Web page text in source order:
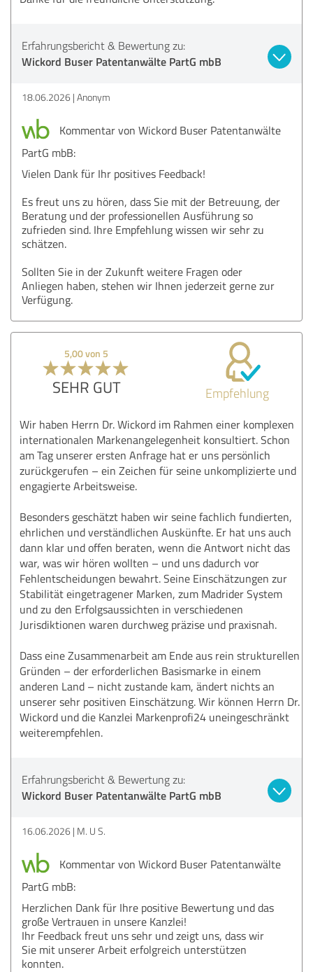
Erfahrungsbericht & Bewertung zu:
Wickord Buser Patentanwälte PartG mbB
18.06.2026 Anonym
Kommentar von Wickord Buser Patentanwälte
PartG mbB:
Vielen Dank für Ihr positives Feedback!
Es freut uns zu hören, dass Sie mit der Betreuung, der
Beratung und der professionellen Ausführung so
zufrieden sind. Ihre Empfehlung wissen wir sehr zu
schätzen.
Sollten Sie in der Zukunft weitere Fragen oder
Anliegen haben, stehen wir Ihnen jederzeit gerne zur
Verfügung.
5,00 von 5
SEHR GUT Empfehlung
Wir haben Herrn Dr. Wickord im Rahmen einer komplexen
internationalen Markenangelegenheit konsultiert. Schon
am Tag unserer ersten Anfrage hat er uns persönlich
zurückgerufen – ein Zeichen für seine unkomplizierte und
engagierte Arbeitsweise.
Besonders geschätzt haben wir seine fachlich fundierten,
ehrlichen und verständlichen Auskünfte. Er hat uns auch
dann klar und offen beraten, wenn die Antwort nicht das
war, was wir hören wollten – und uns dadurch vor
Fehlentscheidungen bewahrt. Seine Einschätzungen zur
Stabilität eingetragener Marken, zum Madrider System
und zu den Erfolgsaussichten in verschiedenen
Jurisdiktionen waren durchweg präzise und praxisnah.
Dass eine Zusammenarbeit am Ende aus rein strukturellen
Gründen – der erforderlichen Basismarke in einem
anderen Land – nicht zustande kam, ändert nichts an
unserer sehr positiven Einschätzung. Wir können Herrn Dr.
Wickord und die Kanzlei Markenprofi24 uneingeschränkt
weiterempfehlen.
Erfahrungsbericht & Bewertung zu:
Wickord Buser Patentanwälte PartG mbB
16.06.2026 M. U S.
Kommentar von Wickord Buser Patentanwälte
PartG mbB:
Herzlichen Dank für Ihre positive Bewertung und das
große Vertrauen in unsere Kanzlei!
Ihr Feedback freut uns sehr und zeigt uns, dass wir
Sie mit unserer Arbeit erfolgreich unterstützen
konnten.